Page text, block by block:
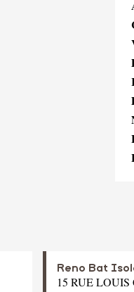
Reno Bat
15 RUE